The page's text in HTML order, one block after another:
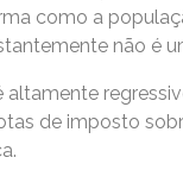
como a
não é
altamente
de imposto